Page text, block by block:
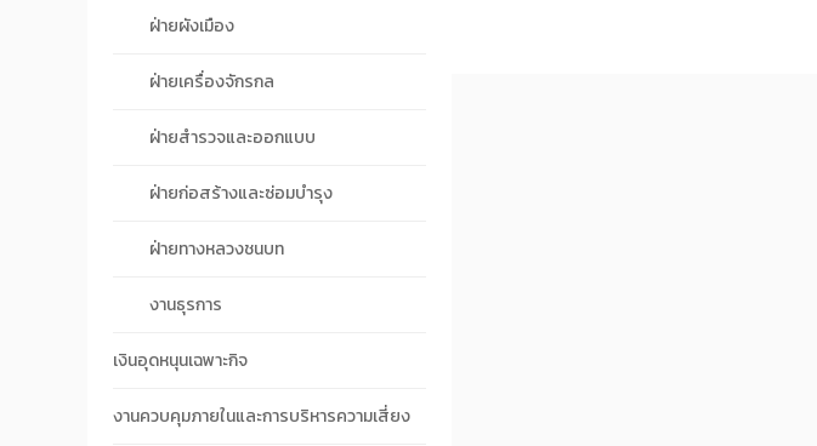
ฝ่ายผังเมือง
ฝ่ายเครื่องจักรกล
ฝ่ายสำรวจและออกแบบ
ฝ่ายก่อสร้างและซ่อมบำรุง
ฝ่ายทางหลวงชนบท
งานธุรการ
เงินอุดหนุนเฉพาะกิจ
งานควบคุมภายในและการบริหารความเสี่ยง